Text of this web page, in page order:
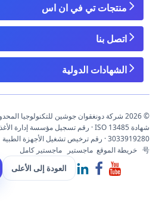
منتجات تي في ان اس
اتصل بنا
الشهادات الدولية
© 2026 شركة دونغقوان جوشين للتكنولوجيا المحدودة. جميع الحقوق محفوظة.
号 خريطة الموقع ماجستير ماجستير كامل
العودة إلى الأعلى